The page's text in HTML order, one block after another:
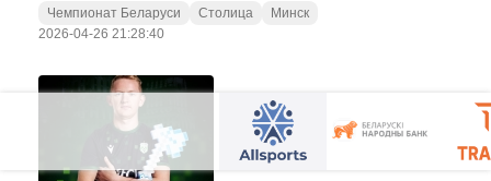
Чемпионат Беларуси Столица
Минск
2026-04-26 21:28:40